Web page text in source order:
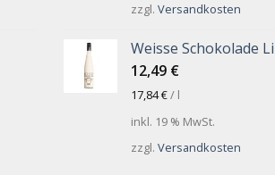
zzgl. Versandkosten
Weisse Schokolade
12,49 €
17,84€/ l
inkl. 19 % MwSt.
zzgl. Versandkosten